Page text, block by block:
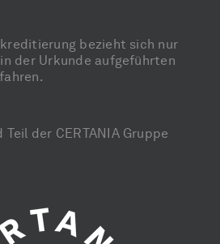
bezieht sich nur
der Urkunde aufgeführten
Teil der CERTANIA Gruppe